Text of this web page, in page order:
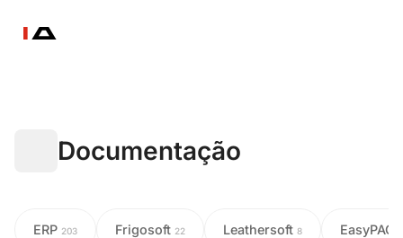
Documentação
ERP 203 Frigosoft 22 Leathersoft 8 EasyPAC